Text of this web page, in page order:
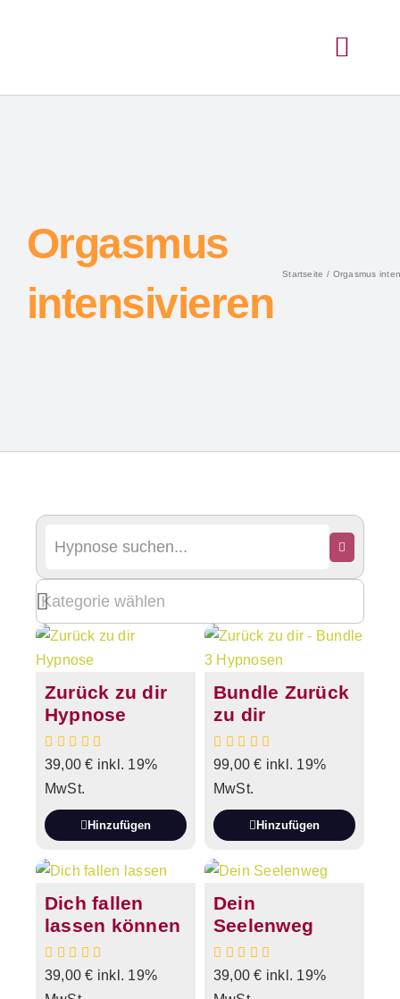
Orgasmus
intensivieren
Startseite Orgasmus
Zurück zu dir
Hypnose
39,00€ inkl. 19%
MwSt.
Hinzufügen
Bundle Zurück
zu dir
99,00€ inkl. 19%
MwSt.
Hinzufügen
Dich fallen
lassen können
39,00€ inkl. 19%
Dein
Seelenweg
39,00€ inkl. 19%